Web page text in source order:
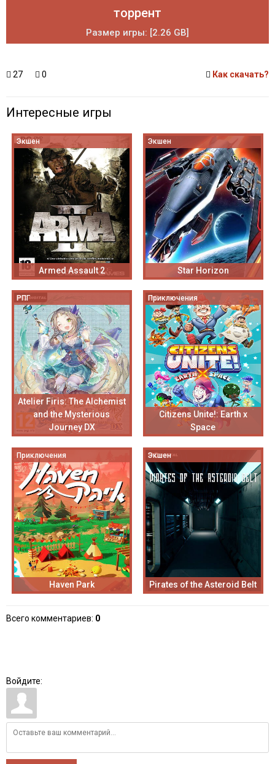
торрент
Размер игры: [2.26 GB]
27 0 Как скачать?
Интересные игры
Экшен
Armed Assault 2
Экшен
Star Horizon
РПГ
Atelier Firis: The Alchemist
and the Mysterious
Journey DX
Приключения
Citizens Unite!: Earth x
Space
Приключения
Haven Park
Экшен
Pirates of the Asteroid Belt
Всего комментариев: 0
Войдите: